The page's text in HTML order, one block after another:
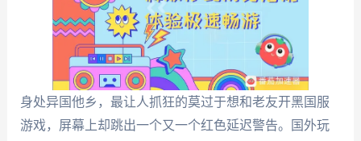
身处异国他乡，最让人抓狂的莫过于想和老友开黑国服
游戏，屏幕上却跳出一个又一个红色延迟警告。国外玩